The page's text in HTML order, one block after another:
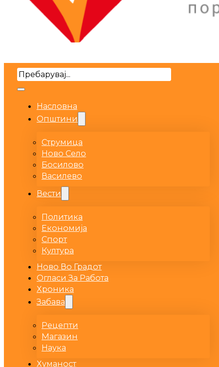
Search
Насловна
Општини
Струмица
Ново Село
Босилово
Василево
Вести
Политика
Економија
Спорт
Култура
Ново Во Градот
Огласи За Работа
Хроника
Забава
Рецепти
Магазин
Наука
Хуманост